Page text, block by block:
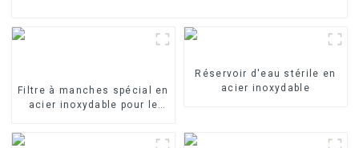
Filtre à manches spécial en
acier inoxydable pour le
Réservoir d'eau stérile en
acier inoxydable